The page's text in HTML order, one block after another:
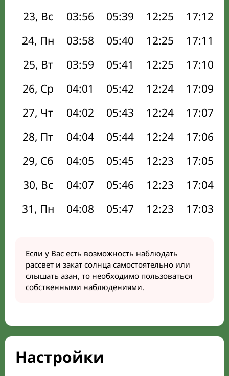
23, Вс
03:56 05:39 12:25 17:12
24, Пн
03:58 05:40 12:25 17:11
25, Вт
03:59 05:41 12:25 17:10
26, Ср
04:01 05:42 12:24 17:09
27, Чт
04:02 05:43 12:24 17:07
28, Пт
04:04 05:44 12:24 17:06
29, Сб
04:05 05:45 12:23 17:05
30, Вс
04:07 05:46 12:23 17:04
31, Пн
04:08 05:47 12:23 17:03
Если у Вас есть возможность наблюдать
рассвет и закат солнца самостоятельно или
слышать азан, то необходимо пользоваться
собственными наблюдениями.
Настройки